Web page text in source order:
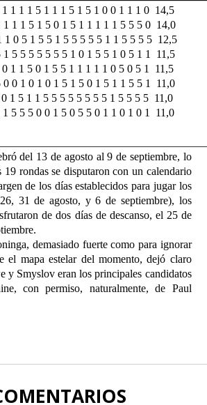
1 1 1 1 5 1 1 1 5 1 5 1 0 0 1 1 1 0 14,5
1 1 1 5 1 5 0 1 5 1 1 1 1 1 5 5 5 0 14,0
1 0 5 1 5 5 1 5 5 5 5 5 1 1 5 5 5 5 12,5
1 5 5 5 5 5 5 5 1 0 1 5 5 1 0 5 1 1
11,5
0 1 1 5 0 1 5 5 1 1 1 1 1 0 5 0 5 1
11,5
0 0 1 0 1 0 1 5 1 5 0 1 5 1 1 5 5 1
11,0
0 1 5 1 1 5 5 5 5 5 5 5 5 1 5 5 5 5 11,0
1 5 5 5 0 0 1 5 0 5 5 0 1 1 0 1 0 1
11,0
del 13 de agosto al 9 de septiembre, lo
19 rondas se disputaron con un calendario
de los días establecidos para jugar los
31 de agosto, y 6 de septiembre), los
de dos días de descanso, el 25 de
demasiado fuerte como para ignorar
el mapa estelar del momento, dejó claro
y Smyslov eran los principales candidatos
con permiso, naturalmente, de Paul